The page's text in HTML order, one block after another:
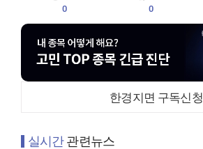
0
0
한경지면 구독신청
실시간관련뉴스